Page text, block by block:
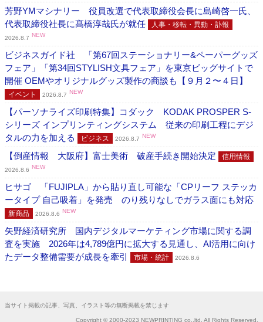
芳野YMマシナリー 役員改選で代表取締役会長に島崎啓一氏、
代表取締役社長に髙橋淳哉氏が就任
人事・移転・異動・訃報
2026.8.7 NEW
ビジネスガイド社 「第67回ステーショナリー&ペーパーグッズ
フェア」「第34回STYLISH文具フェア」を東京ビッグサイトで
開催 OEMやオリジナルグッズ製作の商談も【９月２〜４日】
イベント 2026.8.7 NEW
【パーソナライズ印刷特集】コダック KODAK PROSPER S-
シリーズ インプリンティングシステム 従来の印刷工程にデジ
タルの力を加える
ビジネス 2026.8.7 NEW
【倒産情報 大阪府】富士美術 破産手続き開始決定 信用情報
2026.8.6 NEW
ヒサゴ 「FUJIPLA」から貼り直し可能な「CPリーフ ステッカ
ータイプ 自己吸着」を発売 のり残りなしでガラス面にも対応
新商品 2026.8.6 NEW
矢野経済研究所 国内デジタルマーケティング市場に関する調
査を実施 2026年は4,789億円に拡大する見通し、AI活用に向け
たデータ整備需要が成長を牽引
市場・統計 2026.8.6
当サイト掲載の記事、写真、イラスト等の無断掲載を禁じます
Copyright © 2000-2023 NEWPRINTING co.,ltd. All Rights Reserved.